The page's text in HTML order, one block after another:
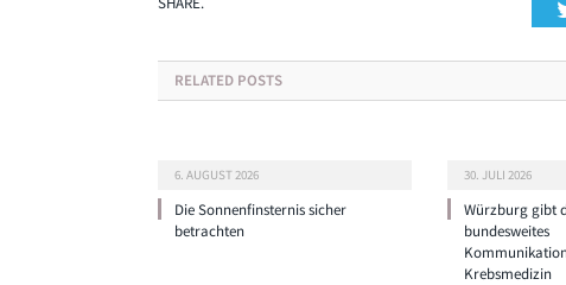
RELATED POSTS
6. AUGUST 2026
Die Sonnenfinsternis sicher
betrachten
30. JULI 2026
Würzburg gibt
bundesweites
Krebsmedizin